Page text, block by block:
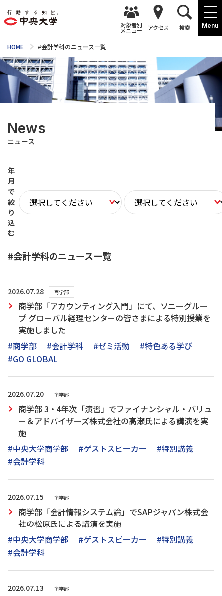
Menu
対象者別
メニュー アクセス 検索
HOME #会計学科のニュース一覧
News
ニュース
年
月
で
絞
り
込
む
#会計学科のニュース一覧
2026.07.28 商学部
商学部「アカウンティング入門」にて、ソニーグルー
プ グローバル経理センターの皆さまによる特別授業を
実施しました
#商学部
#会計学科 #ゼミ活動
#特色ある学び
#GO GLOBAL
2026.07.20 商学部
商学部 3・4年次「演習」でファイナンシャル・バリュ
ー＆アドバイザーズ株式会社の高瀬氏による講演を実
施
#中央大学商学部
#ゲストスピーカー
#特別講義
#会計学科
2026.07.15 商学部
商学部「会計情報システム論」でSAPジャパン株式会
社の松原氏による講演を実施
#中央大学商学部
#ゲストスピーカー
#特別講義
#会計学科
2026.07.13 商学部